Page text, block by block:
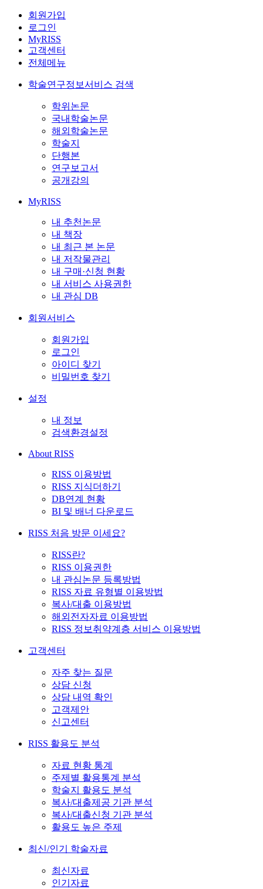
회원가입
로그인
MyRISS
고객센터
전체메뉴
학술연구정보서비스 검색
학위논문
국내학술논문
해외학술논문
학술지
단행본
연구보고서
공개강의
MyRISS
내 추천논문
내 책장
내 최근 본 논문
내 저작물관리
내 구매·신청 현황
내 서비스 사용권한
내 관심 DB
회원서비스
회원가입
로그인
아이디 찾기
비밀번호 찾기
설정
내 정보
검색환경설정
About RISS
RISS 이용방법
RISS 지식더하기
DB연계 현황
BI 및 배너 다운로드
RISS 처음 방문 이세요?
RISS란?
RISS 이용권한
내 관심논문 등록방법
RISS 자료 유형별 이용방법
복사/대출 이용방법
해외전자자료 이용방법
RISS 정보취약계층 서비스 이용방법
고객센터
자주 찾는 질문
상담 신청
상담 내역 확인
고객제안
신고센터
RISS 활용도 분석
자료 현황 통계
주제별 활용통계 분석
학술지 활용도 분석
복사/대출제공 기관 분석
복사/대출신청 기관 분석
활용도 높은 주제
최신/인기 학술자료
최신자료
인기자료